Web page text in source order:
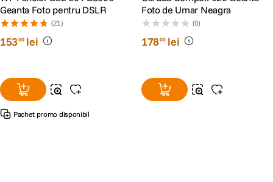
Geanta Foto pentru DSLR
(21)
15300 lei
Pachet promo disponibil
Foto de Umar Neagra
(0)
17800 lei